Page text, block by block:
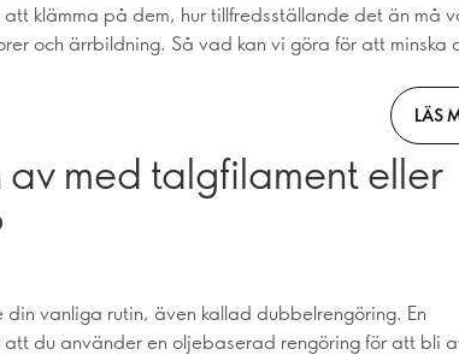
klämma på dem, hur tillfredsställande det än må
och ärrbildning. Så vad kan vi göra för att minska
LÄS
av med talgfilament eller
din vanliga rutin, även kallad dubbelrengöring. En
du använder en oljebaserad rengöring för att bli